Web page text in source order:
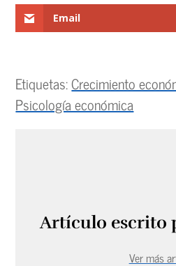
Email
Etiquetas:Crecimiento
Psicología económica
Artículo escrito
Ver más